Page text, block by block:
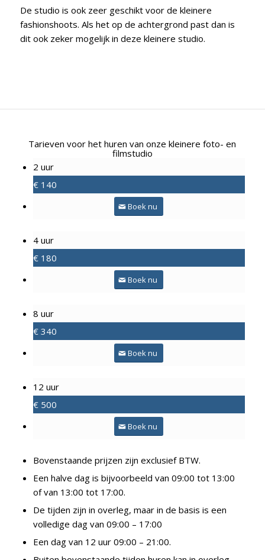
De studio is ook zeer geschikt voor de kleinere
fashionshoots. Als het op de achtergrond past dan is
dit ook zeker mogelijk in deze kleinere studio.
Tarieven voor het huren van onze kleinere foto- en
filmstudio
2 uur
€140
Boek nu
4 uur
€180
Boek nu
8 uur
€340
Boek nu
12 uur
€500
Boek nu
Bovenstaande prijzen zijn exclusief BTW.
Een halve dag is bijvoorbeeld van 09:00 tot 13:00
of van 13:00 tot 17:00.
De tijden zijn in overleg, maar in de basis is een
volledige dag van 09:00 – 17:00
Een dag van 12 uur 09:00 – 21:00.